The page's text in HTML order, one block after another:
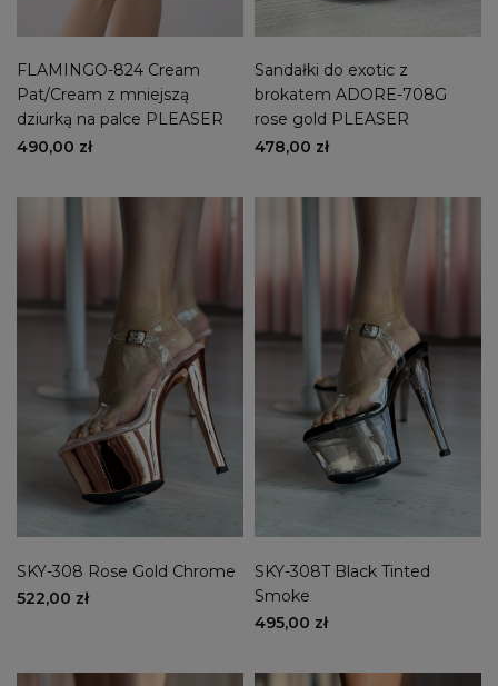
FLAMINGO-824 Cream
Pat/Cream z mniejszą
dziurką na palce PLEASER
490,00 zł
Sandałki do exotic z
brokatem ADORE-708G
rose gold PLEASER
478,00 zł
SKY-308 Rose Gold Chrome
522,00 zł
SKY-308T Black Tinted
Smoke
495,00 zł